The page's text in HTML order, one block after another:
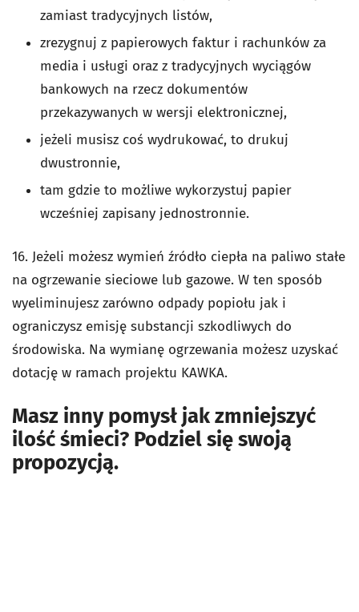
zamiast tradycyjnych listów,
zrezygnuj z papierowych faktur i rachunków za
media i usługi oraz z tradycyjnych wyciągów
bankowych na rzecz dokumentów
przekazywanych w wersji elektronicznej,
jeżeli musisz coś wydrukować, to drukuj
dwustronnie,
tam gdzie to możliwe wykorzystuj papier
wcześniej zapisany jednostronnie.
16. Jeżeli możesz wymień źródło ciepła na paliwo stałe
na ogrzewanie sieciowe lub gazowe. W ten sposób
wyeliminujesz zarówno odpady popiołu jak i
ograniczysz emisję substancji szkodliwych do
środowiska. Na wymianę ogrzewania możesz uzyskać
dotację w ramach projektu KAWKA.
Masz inny pomysł jak zmniejszyć
ilość śmieci? Podziel się swoją
propozycją.